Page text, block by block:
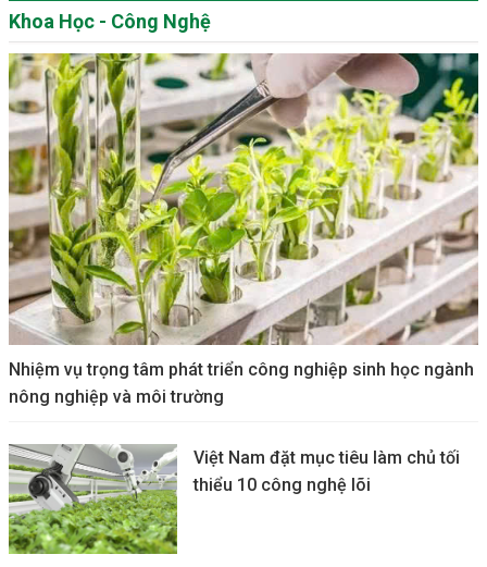
Khoa Học - Công Nghệ
Nhiệm vụ trọng tâm phát triển công nghiệp sinh học ngành
nông nghiệp và môi trường
Việt Nam đặt mục tiêu làm chủ tối
thiểu 10 công nghệ lõi